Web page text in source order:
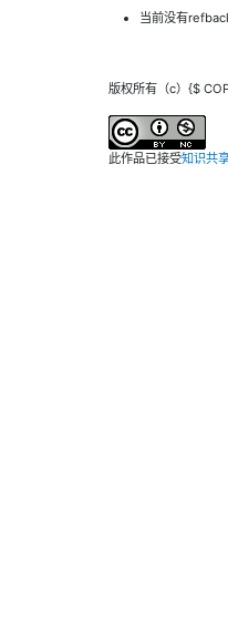
当前没有refback
版权所有（c）{$
此作品已接受知识共